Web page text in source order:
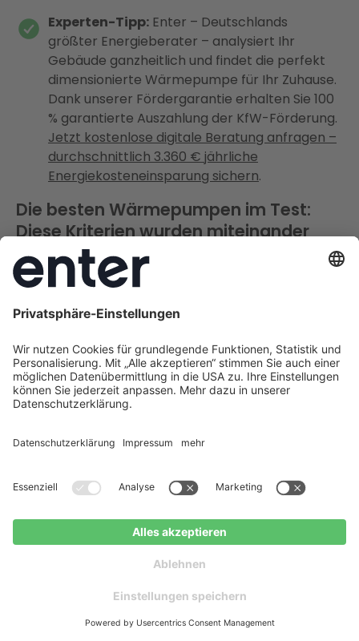
Experten-Tipp: Enter – Deutschlands
größter Energieberater – analysiert Ihr
Gebäude ganzheitlich und findet die perfekt
dimensionierte Wärmepumpe für Ihr Zuhause.
Dank unserer Fördergarantie erhalten Sie 100
% garantierte Auszahlung der KfW-Förderung.
Jetzt kostenlose digitale Beratung anfragen –
durchschnittlich 3.360 € jährliche
Energiekosteneinsparung sichern.
Die besten Wärmepumpen im Test:
Diese Kriterien wurden miteinander
verglichen
Im aktuellen Wärmepumpen-Test der Stiftung
Warentest
wurden die Wärmepumpen nach
folgenden Hauptkriterien bewertet: